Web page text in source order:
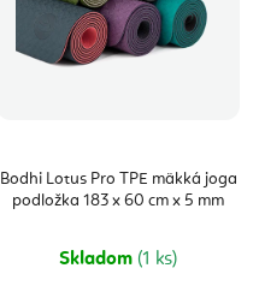
Bodhi Lotus Pro TPE mäkká joga
podložka 183 x 60 cm x 5 mm
Skladom (1 ks)